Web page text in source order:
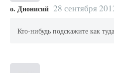
о. Дионисий 28 сентября
Кто-нибудь подскажите как